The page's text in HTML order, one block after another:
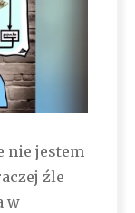
nie jestem
źle
w